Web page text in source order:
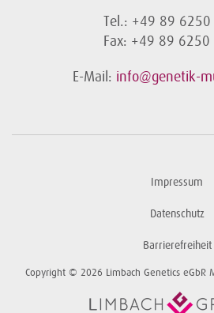
Tel.: +49 89
Fax: +49 89
E-Mail: info@genetik-
Impressum
Datenschutz
Barrierefreiheit
Copyright © 2026 Limbach Genetics eGbR